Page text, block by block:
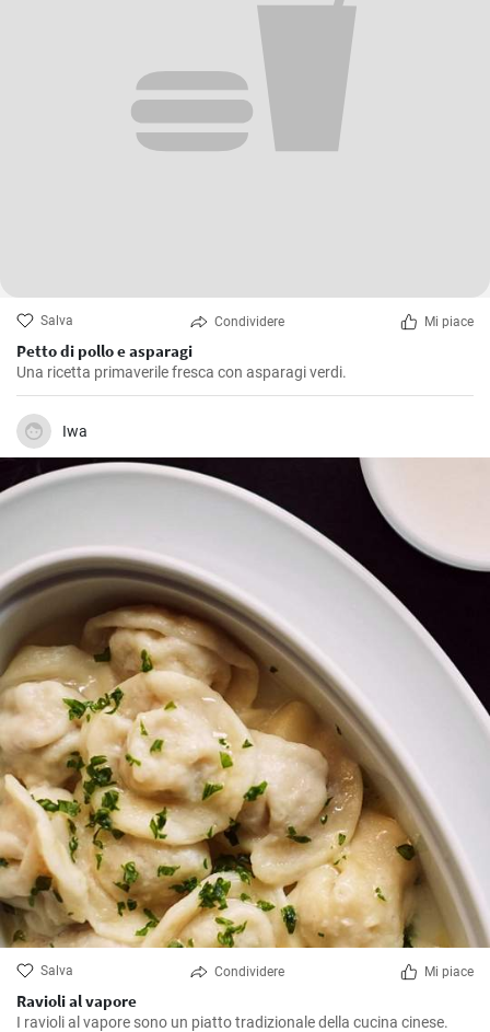
Salva Condividere Mi piace
Petto di pollo e asparagi
Una ricetta primaverile fresca con asparagi verdi.
Iwa
Salva Condividere Mi piace
Ravioli al vapore
I ravioli al vapore sono un piatto tradizionale della cucina cinese.